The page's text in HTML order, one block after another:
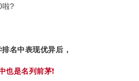
啦?
名中表现优异后，
也是名列前茅❗️